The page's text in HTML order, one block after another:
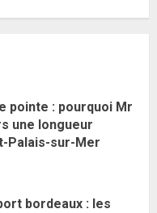
pointe : pourquoi Mr
une longueur
Palais-sur-Mer
bordeaux : les